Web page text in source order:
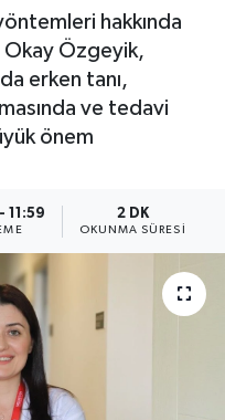
hakkında
Özgeyik,
erken tanı,
ve tedavi
önem
11:59 2 DK
OKUNMA SÜRESI